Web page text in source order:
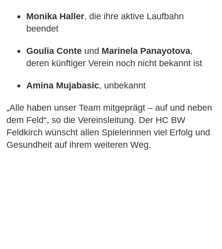
Monika Haller, die ihre aktive Laufbahn
beendet
Goulia Conte und Marinela Panayotova,
deren künftiger Verein noch nicht bekannt ist
Amina Mujabasic, unbekannt
„Alle haben unser Team mitgeprägt – auf und neben
dem Feld“, so die Vereinsleitung. Der HC BW
Feldkirch wünscht allen Spielerinnen viel Erfolg und
Gesundheit auf ihrem weiteren Weg.